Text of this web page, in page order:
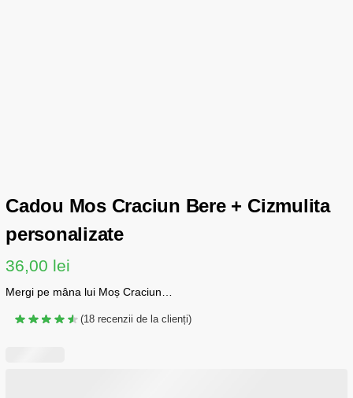
Cadou Mos Craciun Bere + Cizmulita
personalizate
36,00 lei
Mergi pe mâna lui Moș Craciun…
(18 recenzii de la clienți)